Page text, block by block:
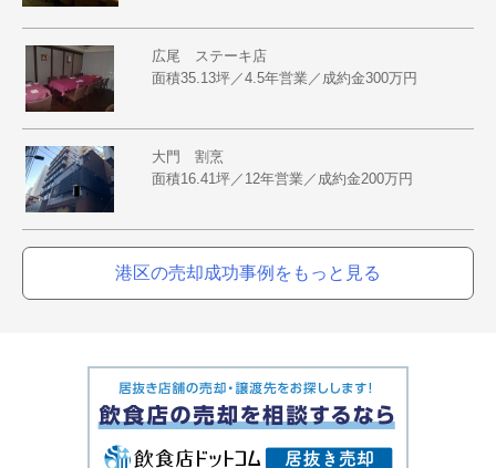
広尾 ステーキ店
面積35.13坪／4.5年営業／成約金300万円
大門 割烹
面積16.41坪／12年営業／成約金200万円
港区の売却成功事例をもっと見る